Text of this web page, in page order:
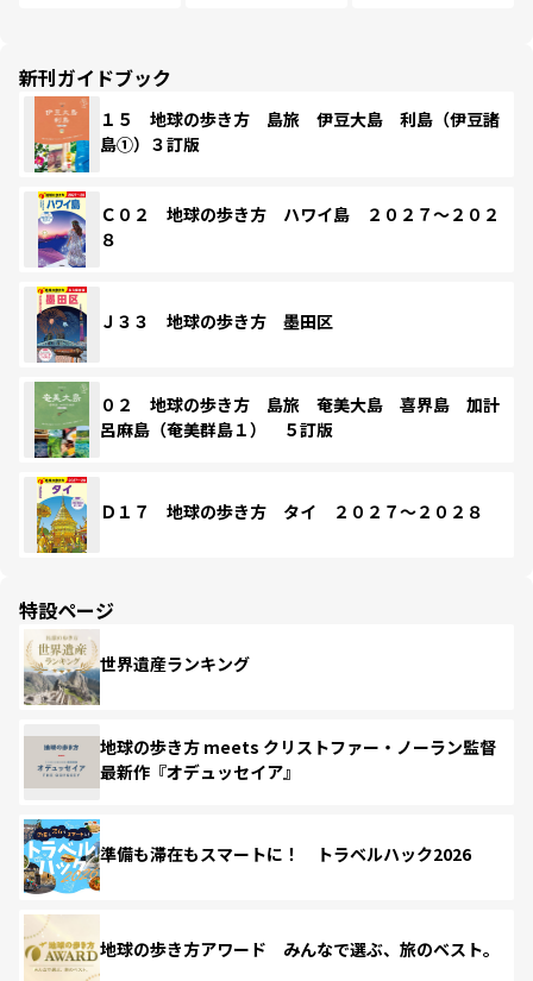
新刊ガイドブック
１５ 地球の歩き方 島旅 伊豆大島 利島（伊豆諸
島①）３訂版
Ｃ０２ 地球の歩き方 ハワイ島 ２０２７～２０２
８
Ｊ３３ 地球の歩き方 墨田区
０２ 地球の歩き方 島旅 奄美大島 喜界島 加計
呂麻島（奄美群島１） ５訂版
Ｄ１７ 地球の歩き方 タイ ２０２７～２０２８
特設ページ
世界遺産ランキング
地球の歩き方 meets クリストファー・ノーラン監督
最新作『オデュッセイア』
準備も滞在もスマートに！ トラベルハック2026
地球の歩き方アワード みんなで選ぶ、旅のベスト。